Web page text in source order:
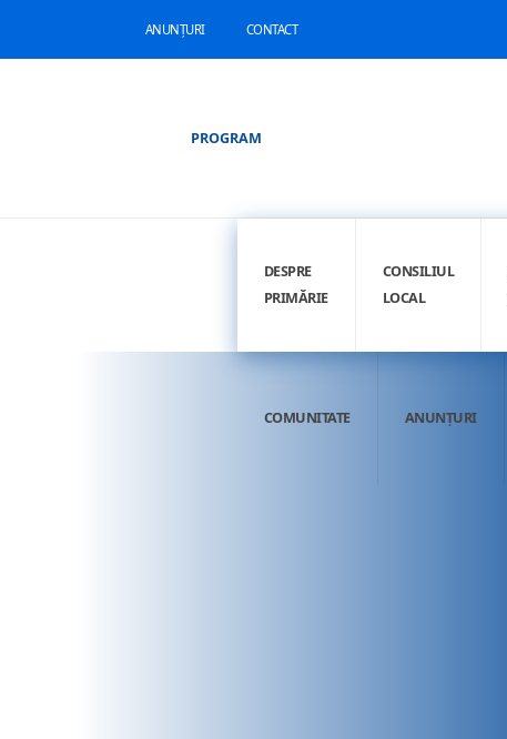
ANUNȚURI CONTACT
PROGRAM
DESPRE
PRIMĂRIE
CONSILIUL
LOCAL
COMUNITATE ANUNȚURI